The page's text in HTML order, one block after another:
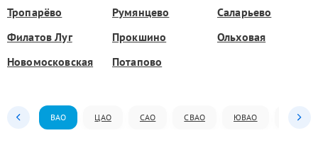
Тропарёво Румянцево
Саларьево
Филатов Луг
Прокшино
Ольховая
Новомосковская
Потапово
ВАО ЦАО САО СВАО ЮВАО ЮАО